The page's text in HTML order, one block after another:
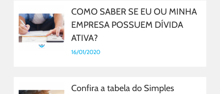
COMO SABER SE EU OU MINHA
EMPRESA POSSUEM DÍVIDA
ATIVA?
16/01/2020
Confira a tabela do Simples